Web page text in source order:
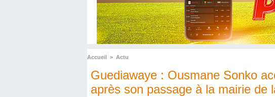
Accueil > Actu
Guediawaye : Ousmane Sonko
après son passage à la mairie de